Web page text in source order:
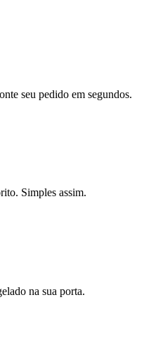
seu pedido em segundos.
Simples assim.
na sua porta.